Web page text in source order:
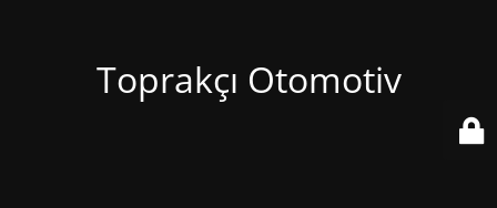
Toprakçı Otomotiv